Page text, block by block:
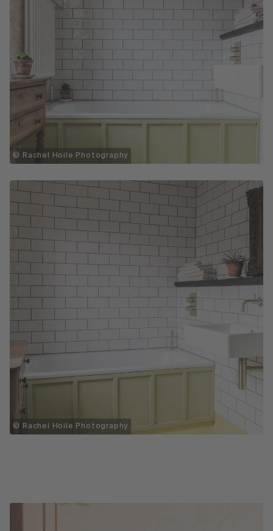
© Rachel Hoile Photography
© Rachel Hoile Photography